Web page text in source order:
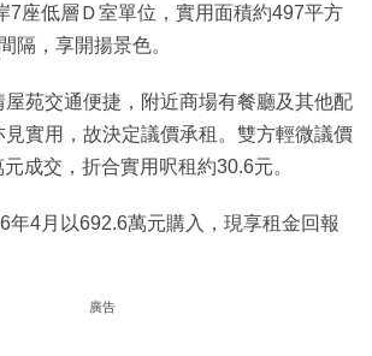
7座低層Ｄ室單位，實用面積約497平方
隔，享開揚景色。
苑交通便捷，附近商場有餐廳及其他配
實用，故決定議價承租。雙方輕微議價
成交，折合實用呎租約30.6元。
年4月以692.6萬元購入，現享租金回報
廣告